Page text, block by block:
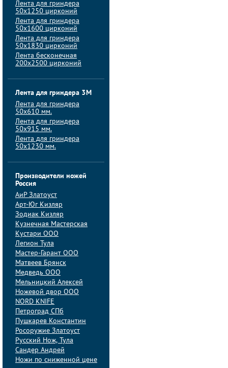
Лента для гриндера
50х1250 цирконий
Лента для гриндера
50х1600 цирконий
Лента для гриндера
50x1830 цирконий
Лента бесконечная
200х2500 цирконий
Лента для гриндера 3M
Лента для гриндера
50x610 мм.
Лента для гриндера
50x915 мм.
Лента для гриндера
50x1230 мм.
Производители ножей
Россия
АиP Златоуст
Арт-Юг Кизляр
Зодиак Кизляр
Кузнечная Мастерская
Кустари ООО
Легион Тула
Мастер-Гарант ООО
Матвеев Брянск
Медведь ООО
Мельницкий Алексей
Ножевой двор ООО
NORD KNIFE
Петроград СПб
Пушкарев Константин
Росоружие Златоуст
Русский Нож, Тула
Сандер Андрей
Ножи по сниженной цене